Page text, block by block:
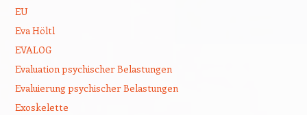
EU
Eva Höltl
EVALOG
Evaluation psychischer Belastungen
Evaluierung psychischer Belastungen
Exoskelette